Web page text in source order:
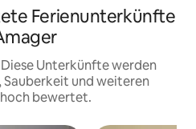
Ferienunterkünfte
Unterkünfte werden
Sauberkeit und weiteren
bewertet.